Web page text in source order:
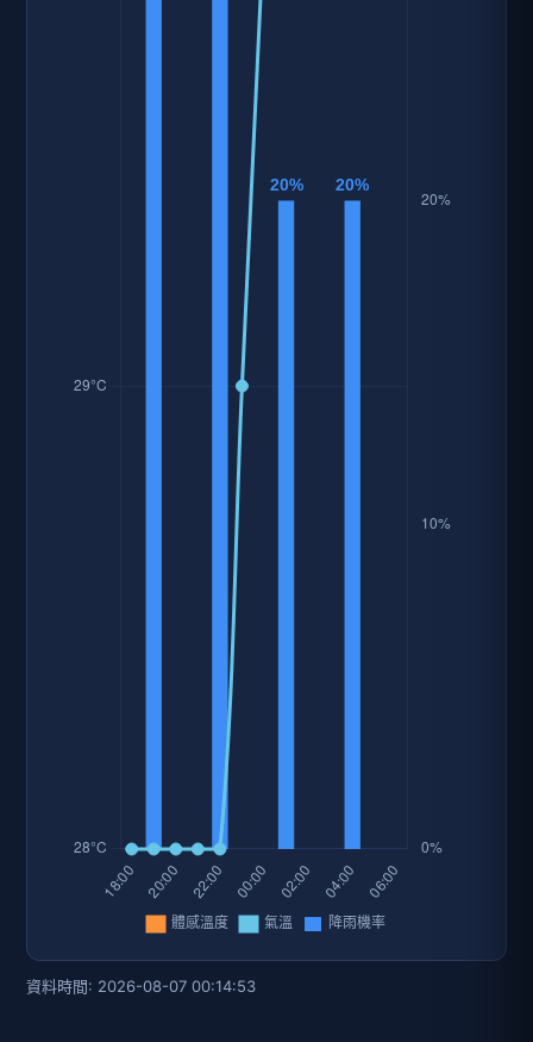
資料時間: 2026-08-07 00:14:53